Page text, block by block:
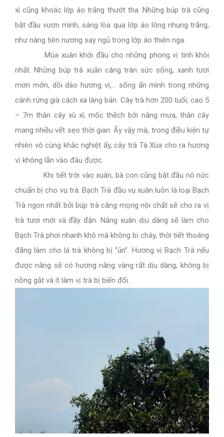
xì cũng khoác lớp áo trắng thướt tha. Những búp trà cũng
bắt đầu vươn mình, sáng lòa qua lớp áo lông nhung trắng,
như nàng tiên nương say ngủ trong lớp áo thiên nga.
Mùa xuân khởi đầu cho những phong vị tinh khôi
nhất. Những búp trà xuân căng tràn sức sống, xanh tươi
mơn mởn, dồi dào hương vị,… sống ẩn mình trong những
cánh rừng già cách xa làng bản. Cây trà hơn 200 tuổi, cao 5
– 7m thân cây xù xì, mốc thếch bởi nắng mưa, thân cây
mang nhiều vết sẹo thời gian. Ấy vậy mà, trong điều kiện tự
nhiên vô cùng khắc nghiệt ấy, cây trà Tà Xùa cho ra hương
vị không lẫn vào đâu được.
Khi tiết trời vào xuân, bà con cũng bắt đầu nô nức
chuẩn bị cho vụ trà. Bạch Trà đầu vụ xuân luôn là loại Bạch
Trà ngon nhất bởi búp trà căng mọng nội chất sẽ cho ra vị
trà tươi mới và đầy đặn. Nắng xuân dịu dàng sẽ làm cho
Bạch Trà phơi nhanh khô mà không bị cháy, thời tiết thoáng
đãng làm cho lá trà không bị “ủn”. Hương vị Bạch Trà nếu
được nắng sẽ có hương nắng vàng rất dịu dàng, không bị
nồng gắt và ít làm vị trà bị biến đổi.